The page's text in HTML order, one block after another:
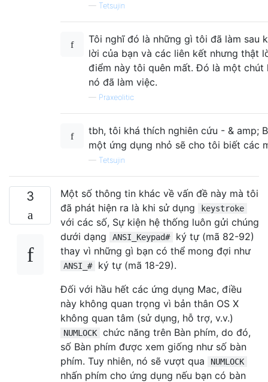
— Tetsujin
Tôi nghĩ đó là những gì tôi đã làm sau
lời của bạn và các liên kết nhưng thật
điểm này tôi quên mất. Đó là một chút
nó đã làm việc.
— Praxeolitic
tbh, tôi khá thích nghiên cứu - & amp;
một ứng dụng nhỏ sẽ cho tôi biết các
— Tetsujin
3
Một số thông tin khác về vấn đề này mà tôi
đã phát hiện ra là khi sử dụng
keystroke
với các số, Sự kiện hệ thống luôn gửi chúng
dưới dạng
ANSI_Keypad#
ký tự (mã 82-92)
thay vì những gì bạn có thể mong đợi như
ANSI_#
ký tự (mã 18-29).
Đối với hầu hết các ứng dụng Mac, điều
này không quan trọng vì bản thân OS X
không quan tâm (sử dụng, hỗ trợ, v.v.)
NUMLOCK
chức năng trên Bàn phím, do đó,
số Bàn phím được xem giống như số bàn
phím. Tuy nhiên, nó sẽ vượt qua
NUMLOCK
nhấn phím cho ứng dụng nếu bạn có bàn